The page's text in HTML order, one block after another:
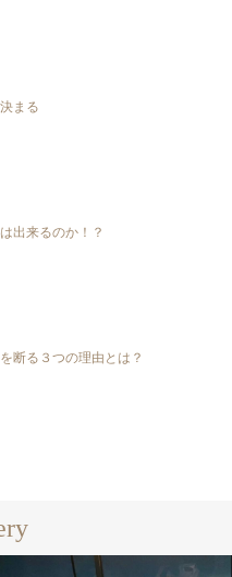
まる
出来るのか！？
断る３つの理由とは？